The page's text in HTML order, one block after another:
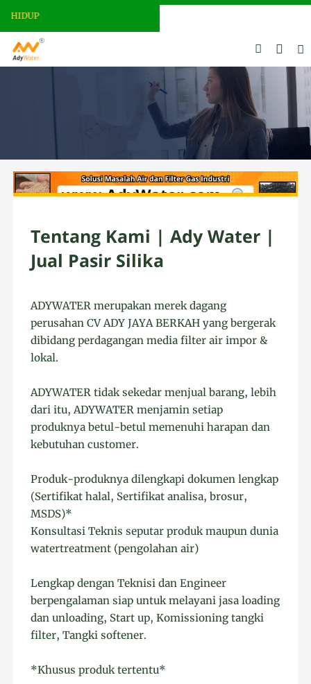
HIDUP
Tentang Kami | Ady Water |
Jual Pasir Silika
ADYWATER merupakan merek dagang
perusahan CV ADY JAYA BERKAH yang bergerak
dibidang perdagangan media filter air impor &
lokal.
ADYWATER tidak sekedar menjual barang, lebih
dari itu, ADYWATER menjamin setiap
produknya betul-betul memenuhi harapan dan
kebutuhan customer.
Produk-produknya dilengkapi dokumen lengkap
(Sertifikat halal, Sertifikat analisa, brosur,
MSDS)*
Konsultasi Teknis seputar produk maupun dunia
watertreatment (pengolahan air)
Lengkap dengan Teknisi dan Engineer
berpengalaman siap untuk melayani jasa loading
dan unloading, Start up, Komissioning tangki
filter, Tangki softener.
*Khusus produk tertentu*